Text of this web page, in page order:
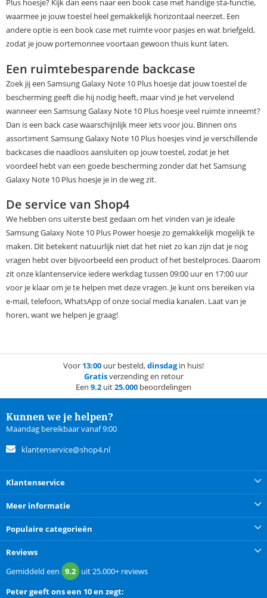
Plus hoesje? Kijk dan eens naar een book case met handige sta-functie,
waarmee je jouw toestel heel gemakkelijk horizontaal neerzet. Een
andere optie is een book case met ruimte voor pasjes en wat briefgeld,
zodat je jouw portemonnee voortaan gewoon thuis kunt laten.
Een ruimtebesparende backcase
Zoek jij een Samsung Galaxy Note 10 Plus hoesje dat jouw toestel de
bescherming geeft die hij nodig heeft, maar vind je het vervelend
wanneer een Samsung Galaxy Note 10 Plus hoesje veel ruimte inneemt?
Dan is een back case waarschijnlijk meer iets voor jou. Binnen ons
assortiment Samsung Galaxy Note 10 Plus hoesjes vind je verschillende
backcases die naadloos aansluiten op jouw toestel, zodat je het
voordeel hebt van een goede bescherming zonder dat het Samsung
Galaxy Note 10 Plus hoesje je in de weg zit.
De service van Shop4
We hebben ons uiterste best gedaan om het vinden van je ideale
Samsung Galaxy Note 10 Plus Power hoesje zo gemakkelijk mogelijk te
maken. Dit betekent natuurlijk niet dat het niet zo kan zijn dat je nog
vragen hebt over bijvoorbeeld een product of het bestelproces. Daarom
zit onze klantenservice iedere werkdag tussen 09:00 uur en 17:00 uur
voor je klaar om je te helpen met deze vragen. Je kunt ons bereiken via
e-mail, telefoon, WhatsApp of onze social media kanalen. Laat van je
horen, want we helpen je graag!
Voor 13:00 uur besteld,dinsdagin huis!
Gratisverzending en retour
Een 9.2 uit25.000 beoordelingen
Kunnen we je helpen?
Maandag bereikbaar vanaf 9:00
klantenservice@shop4.nl
Klantenservice
Meer informatie
Populaire categorieën
Reviews
Gemiddeld een 9.2 uit25.000+ reviews
Petergeeft ons een 10 en zegt: